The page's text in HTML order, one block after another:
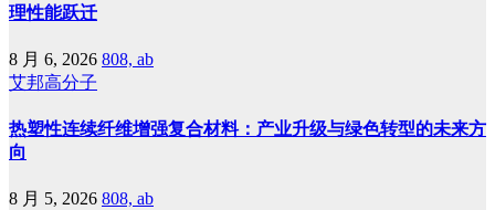
理性能跃迁
8 月 6, 2026 808, ab
艾邦高分子
热塑性连续纤维增强复合材料：产业升级与绿色转型的未来方
向
8 月 5, 2026 808, ab